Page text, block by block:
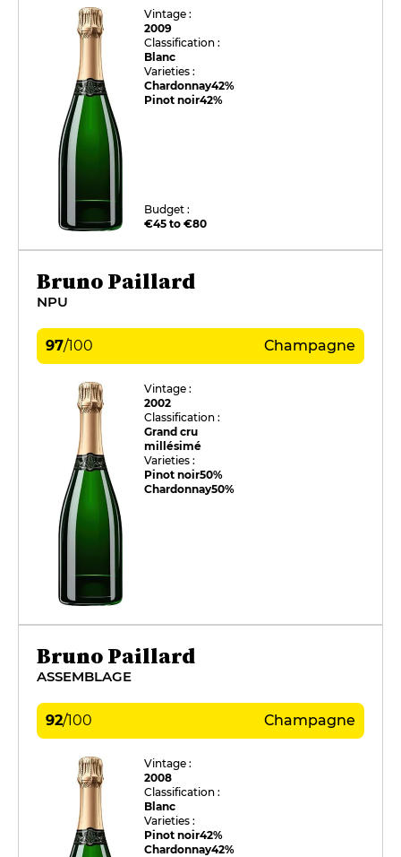
Vintage :
2009
Classification :
Blanc
Varieties :
Chardonnay42%
Pinot noir42%
Budget :
€45 to €80
Bruno Paillard
NPU
97/100 Champagne
Vintage :
2002
Classification :
Grand cru
millésimé
Varieties :
Pinot noir50%
Chardonnay50%
Bruno Paillard
ASSEMBLAGE
92/100 Champagne
Vintage :
2008
Classification :
Blanc
Varieties :
Pinot noir42%
Chardonnay42%